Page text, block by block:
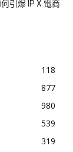
引爆 IP X 電商
118
877
980
539
319